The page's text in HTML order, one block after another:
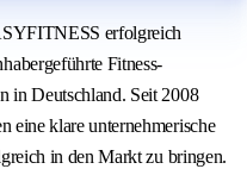
erfolgreich
Fitness-
in Deutschland. Seit 2008
eine klare unternehmerische
in den Markt zu bringen.